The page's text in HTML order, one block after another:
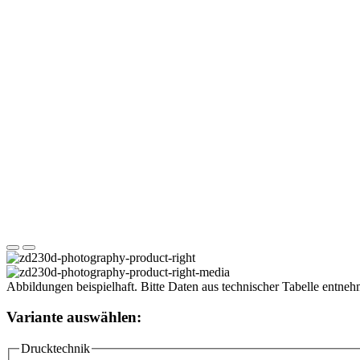
Abbildungen beispielhaft. Bitte Daten aus technischer Tabelle
Variante auswählen:
Drucktechnik